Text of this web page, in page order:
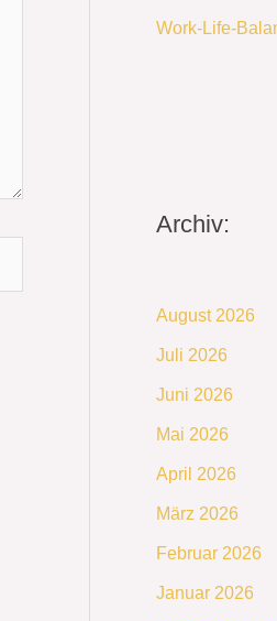
Work-Life-
Archiv:
August 2026
Juli 2026
Juni 2026
Mai 2026
April 2026
März 2026
Februar 2026
Januar 2026